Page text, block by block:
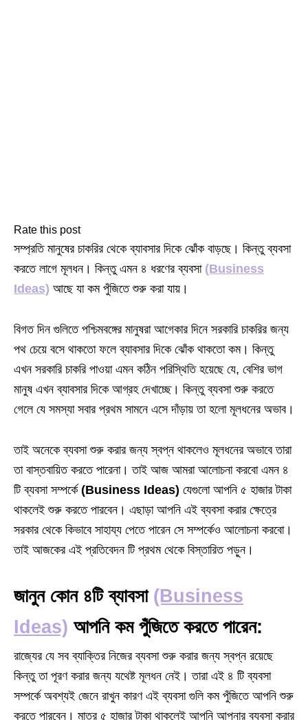
Rate this post
সম্প্রতি মানুষের চাকরির থেকে ব্যাবসার দিকে ঝোঁক বাড়ছে। কিন্তু ব্যবসা
করতে লাগে মূলধন। কিন্তু এমন ৪ ধরণের ব্যবসা (Business
Ideas) আছে যা কম পুঁজিতে শুরু করা যায়।
বিগত দিন গুলিতে পশ্চিমবঙ্গের মানুষরা আগেকার দিনে সরকারি চাকরির জন্য
পথ চেয়ে বসে থাকতো ফলে ব্যাবসার দিকে ঝোঁক থাকতো কম। কিন্তু
এখন সরকারি চাকরি পাওয়া এমন কঠিন পরিস্থিতি হয়েছে যে, বেশির ভাগ
মানুষ এখন ব্যাবসার দিকে আগ্রহ দেখাচ্ছে। কিন্তু ব্যবসা শুরু করতে
গেলে যে সমস্যা সবার প্রথম সামনে এসে দাঁড়ায় তা হলো মূলধনের অভাব।
তাই অনেকে ব্যবসা শুরু করার জন্য স্বপ্ন থাকলেও মূলধনের অভাবে তারা
তা বাস্তবায়িত করতে পারেনা। তাই আজ আমরা আলোচনা করবো এমন ৪
টি ব্যবসা সম্পর্কে (Business Ideas) যেগুলো আপনি ৫ হাজার টাকা
থাকলেই শুরু করতে পারবেন। এছাড়া আপনি এই ব্যবসা করার ক্ষেত্রে
সরকার থেকে কিভাবে সাহায্য পেতে পারেন সে সম্পর্কেও আলোচনা করবো।
তাই আজকের এই প্রতিবেদন টি প্রথম থেকে বিস্তারিত পড়ুন।
জানুন কোন ৪টি ব্যাবসা (Business
Ideas) আপনি কম পুঁজিতে করতে পারেন:
রাজ্যের যে সব ব্যাক্তির নিজের ব্যবসা শুরু করার জন্য স্বপ্ন রয়েছে
কিন্তু তা পূরণ করার জন্য যথেষ্ট মূলধন নেই। তারা এই ৪ টি ব্যবসা
সম্পর্কে অবশ্যই জেনে রাখুন কারণ এই ব্যবসা গুলি কম পুঁজিতে আপনি শুরু
করতে পারবেন। মাত্র ৫ হাজার টাকা থাকলেই আপনি আপনার ব্যবসা করার